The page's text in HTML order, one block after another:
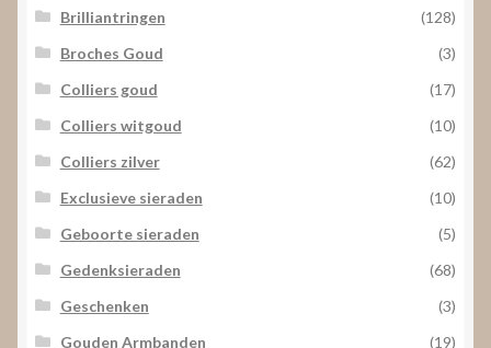
Brilliantringen
(128)
Broches Goud
(3)
Colliers goud
(17)
Colliers witgoud
(10)
Colliers zilver
(62)
Exclusieve sieraden
(10)
Geboorte sieraden
(5)
Gedenksieraden
(68)
Geschenken
(3)
Gouden Armbanden
(19)